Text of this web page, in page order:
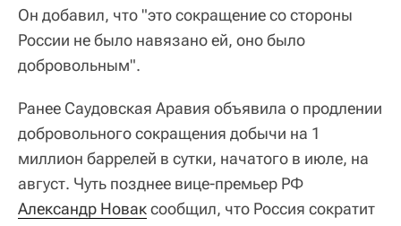
Он добавил, что "это сокращение со стороны
России не было навязано ей, оно было
добровольным".
Ранее Саудовская Аравия объявила о продлении
добровольного сокращения добычи на 1
миллион баррелей в сутки, начатого в июле, на
август. Чуть позднее вице-премьер РФ
Александр Новаксообщил, что Россия сократит